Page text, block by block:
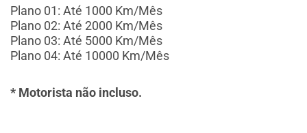
Plano 01: Até 1000 Km/Mês
Plano 02: Até 2000 Km/Mês
Plano 03: Até 5000 Km/Mês
Plano 04: Até 10000 Km/Mês
* Motorista não incluso.